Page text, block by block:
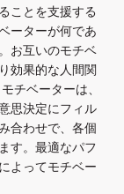
ことを支援する
ーターが何であ
お互いのモチベ
効果的な人間関
チベーターは、
思決定にフィル
合わせで、各個
す。最適なパフ
よってモチベー